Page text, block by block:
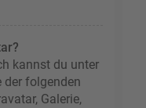
kannst du unter
der folgenden
Galerie,